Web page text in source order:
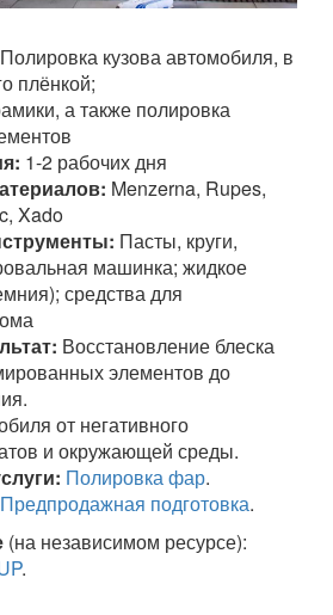
Полировка кузова автомобиля, в
плёнкой;
а также полировка
1-2 рабочих дня
Menzerna, Rupes,
Xado
Пасты, круги,
машинка; жидкое
средства для
Восстановление блеска
элементов до
от негативного
и окружающей среды.
Полировка фар.
Предпродажная подготовка.
(на независимом ресурсе):
.